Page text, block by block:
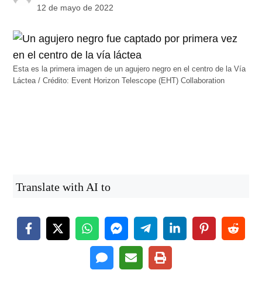
12 de mayo de 2022
Esta es la primera imagen de un agujero negro en el centro de la Vía
Láctea / Crédito: Event Horizon Telescope (EHT) Collaboration
Translate with AI to